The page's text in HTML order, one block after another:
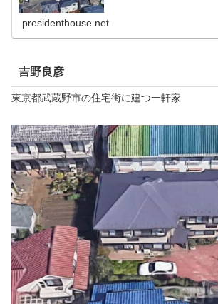
presidenthouse.net
吉野良彦
東京都武蔵野市の住宅街に建つ一軒家